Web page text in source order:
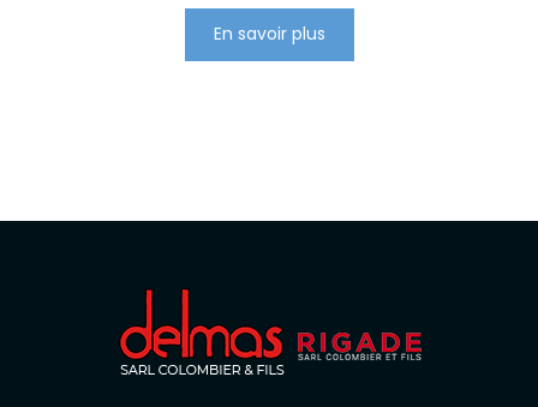
En savoir plus